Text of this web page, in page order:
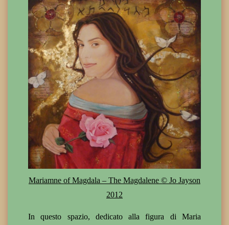
Mariamne of Magdala – The Magdalene © Jo Jayson
2012
In questo spazio, dedicato alla figura di Maria